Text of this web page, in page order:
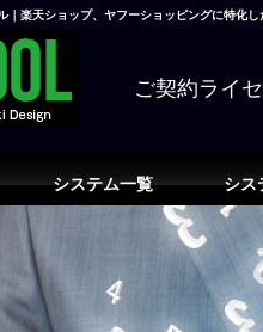
｜楽天ショップ、ヤフーショッピングに特化
ご契約ライ
システム一覧 シス